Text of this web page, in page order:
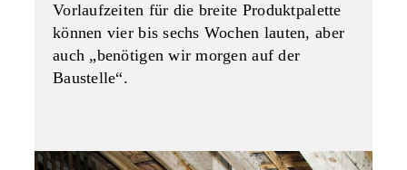
Vorlaufzeiten für die breite Produktpalette
können vier bis sechs Wochen lauten, aber
auch „benötigen wir morgen auf der
Baustelle“.